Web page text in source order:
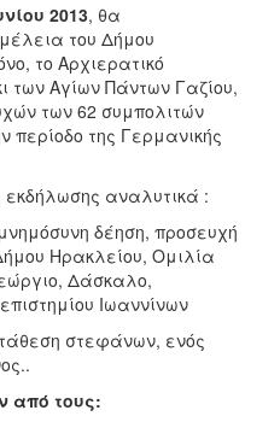
2013, θα
του Δήμου
το Αρχιερατικό
των Αγίων Πάντων Γαζίου,
των 62 συμπολιτών
περίοδο της Γερμανικής
αναλυτικά :
δέηση, προσευχή
Ηρακλείου, Ομιλία
Δάσκαλο,
Ιωαννίνων
στεφάνων, ενός
τους: